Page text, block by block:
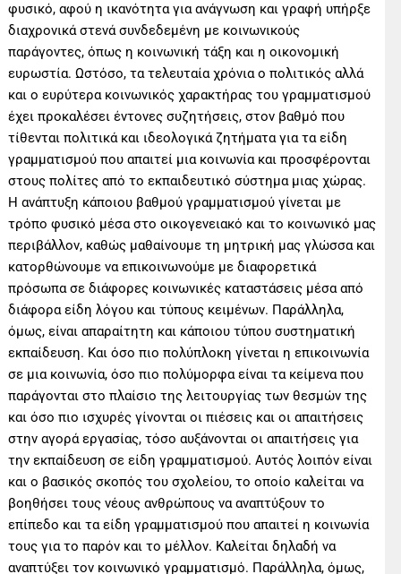
φυσικό, αφού η ικανότητα για ανάγνωση και γραφή υπήρξε
διαχρονικά στενά συνδεδεμένη με κοινωνικούς
παράγοντες, όπως η κοινωνική τάξη και η οικονομική
ευρωστία. Ωστόσο, τα τελευταία χρόνια ο πολιτικός αλλά
και ο ευρύτερα κοινωνικός χαρακτήρας του γραμματισμού
έχει προκαλέσει έντονες συζητήσεις, στον βαθμό που
τίθενται πολιτικά και ιδεολογικά ζητήματα για τα είδη
γραμματισμού που απαιτεί μια κοινωνία και προσφέρονται
στους πολίτες από το εκπαιδευτικό σύστημα μιας χώρας.
Η ανάπτυξη κάποιου βαθμού γραμματισμού γίνεται με
τρόπο φυσικό μέσα στο οικογενειακό και το κοινωνικό μας
περιβάλλον, καθώς μαθαίνουμε τη μητρική μας γλώσσα και
κατορθώνουμε να επικοινωνούμε με διαφορετικά
πρόσωπα σε διάφορες κοινωνικές καταστάσεις μέσα από
διάφορα είδη λόγου και τύπους κειμένων. Παράλληλα,
όμως, είναι απαραίτητη και κάποιου τύπου συστηματική
εκπαίδευση. Και όσο πιο πολύπλοκη γίνεται η επικοινωνία
σε μια κοινωνία, όσο πιο πολύμορφα είναι τα κείμενα που
παράγονται στο πλαίσιο της λειτουργίας των θεσμών της
και όσο πιο ισχυρές γίνονται οι πιέσεις και οι απαιτήσεις
στην αγορά εργασίας, τόσο αυξάνονται οι απαιτήσεις για
την εκπαίδευση σε είδη γραμματισμού. Αυτός λοιπόν είναι
και ο βασικός σκοπός του σχολείου, το οποίο καλείται να
βοηθήσει τους νέους ανθρώπους να αναπτύξουν το
επίπεδο και τα είδη γραμματισμού που απαιτεί η κοινωνία
τους για το παρόν και το μέλλον. Καλείται δηλαδή να
αναπτύξει τον κοινωνικό γραμματισμό. Παράλληλα, όμως,